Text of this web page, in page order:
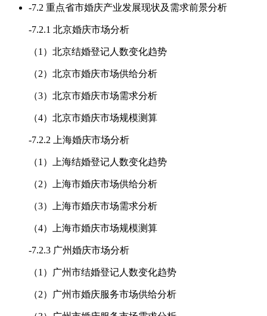
-7.2 重点省市婚庆产业发展现状及需求前景分析
-7.2.1 北京婚庆市场分析
（1）北京结婚登记人数变化趋势
（2）北京市婚庆市场供给分析
（3）北京市婚庆市场需求分析
（4）北京市婚庆市场规模测算
-7.2.2 上海婚庆市场分析
（1）上海结婚登记人数变化趋势
（2）上海市婚庆市场供给分析
（3）上海市婚庆市场需求分析
（4）上海市婚庆市场规模测算
-7.2.3 广州婚庆市场分析
（1）广州市结婚登记人数变化趋势
（2）广州市婚庆服务市场供给分析